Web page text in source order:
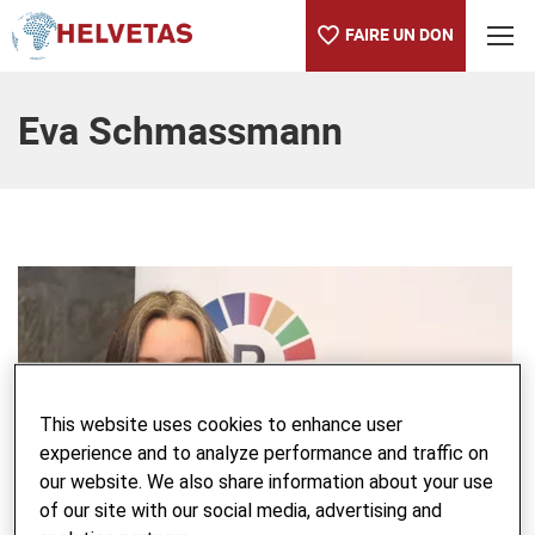
FAIRE UN DON
Eva Schmassmann
This website uses cookies to enhance user
experience and to analyze performance and traffic on
our website. We also share information about your use
of our site with our social media, advertising and